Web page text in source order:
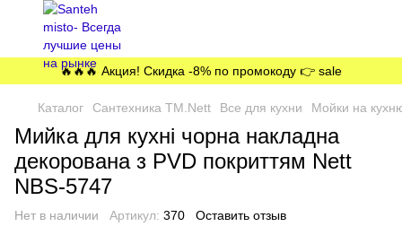
🔥🔥🔥 Акция! Скидка -8% по промокоду 👉 sale
Каталог Сантехника ТМ.Nett Все для кухни Мойки на
Мийка для кухні чорна накладна
декорована з PVD покриттям Nett
NBS-5747
Нет в наличии Артикул: 370 Оставить отзыв